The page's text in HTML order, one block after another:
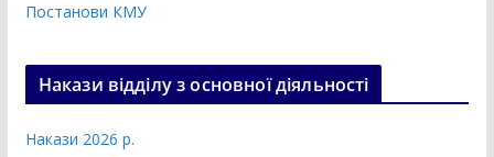
Постанови КМУ
Накази відділу з основної діяльності
Накази 2026 р.